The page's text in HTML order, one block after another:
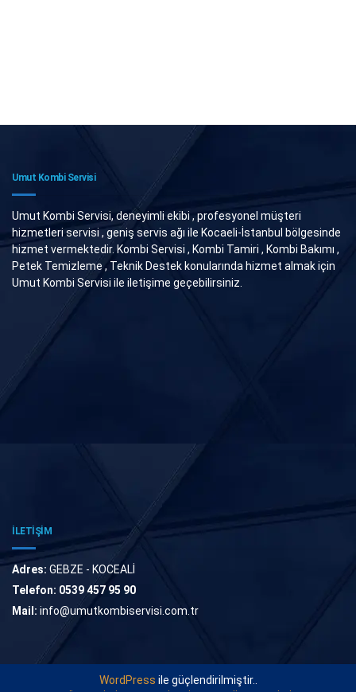
Umut Kombi Servisi
Umut Kombi Servisi, deneyimli ekibi , profesyonel müşteri
hizmetleri servisi , geniş servis ağı ile Kocaeli-İstanbul bölgesinde
hizmet vermektedir. Kombi Servisi , Kombi Tamiri , Kombi Bakımı ,
Petek Temizleme , Teknik Destek konularında hizmet almak için
Umut Kombi Servisi ile iletişime geçebilirsiniz.
İLETİŞİM
Adres: GEBZE - KOCEALİ
Telefon: 0539 457 95 90
Mail: info@umutkombiservisi.com.tr
WordPress ile güçlendirilmiştir..